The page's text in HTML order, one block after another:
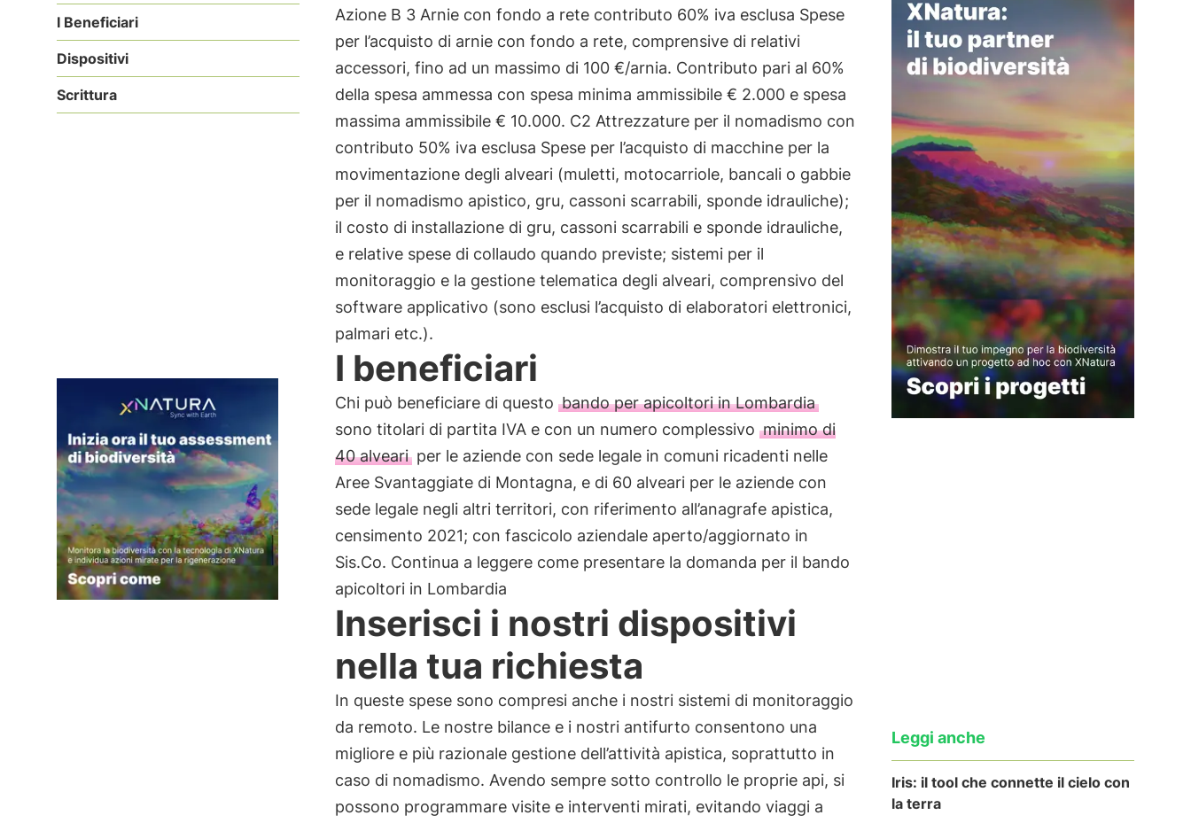
I Beneficiari
Dispositivi
Scrittura
Azione B 3 Arnie con fondo a rete contributo 60% iva esclusa Spese
per l’acquisto di arnie con fondo a rete, comprensive di relativi
accessori, fino ad un massimo di 100 €/arnia. Contributo pari al 60%
della spesa ammessa con spesa minima ammissibile € 2.000 e spesa
massima ammissibile € 10.000. C2 Attrezzature per il nomadismo con
contributo 50% iva esclusa Spese per l’acquisto di macchine per la
movimentazione degli alveari (muletti, motocarriole, bancali o gabbie
per il nomadismo apistico, gru, cassoni scarrabili, sponde idrauliche);
il costo di installazione di gru, cassoni scarrabili e sponde idrauliche,
e relative spese di collaudo quando previste; sistemi per il
monitoraggio e la gestione telematica degli alveari, comprensivo del
software applicativo (sono esclusi l’acquisto di elaboratori elettronici,
palmari etc.).
I beneficiari
Chi può beneficiare di questo bando per apicoltori in Lombardia
sono titolari di partita IVA e con un numero complessivo minimo di
40 alveariper le aziende con sede legale in comuni ricadenti nelle
Aree Svantaggiate di Montagna, e di 60 alveari per le aziende con
sede legale negli altri territori, con riferimento all’anagrafe apistica,
censimento 2021; con fascicolo aziendale aperto/aggiornato in
Sis.Co. Continua a leggere come presentare la domanda per il bando
apicoltori in Lombardia
Inserisci i nostri dispositivi
nella tua richiesta
In queste spese sono compresi anche i nostri sistemi di monitoraggio
da remoto. Le nostre bilance e i nostri antifurto consentono una
migliore e più razionale gestione dell’attività apistica, soprattutto in
caso di nomadismo. Avendo sempre sotto controllo le proprie api, si
possono programmare visite e interventi mirati, evitando viaggi a
Leggi anche
Iris: il tool che connette il cielo con
la terra